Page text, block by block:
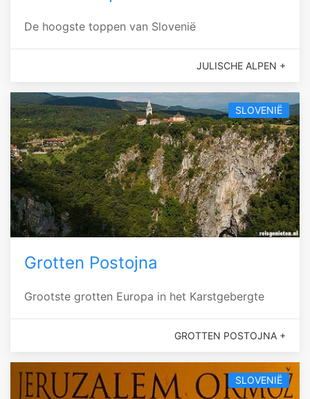
De hoogste toppen van Slovenië
JULISCHE ALPEN +
SLOVENIË
Grotten Postojna
Grootste grotten Europa in het Karstgebergte
GROTTEN POSTOJNA +
SLOVENIË